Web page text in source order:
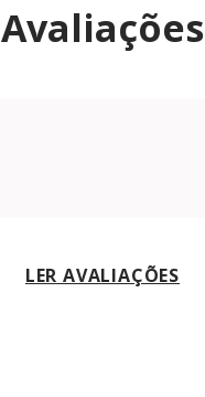
Avaliações
LER AVALIAÇÕES